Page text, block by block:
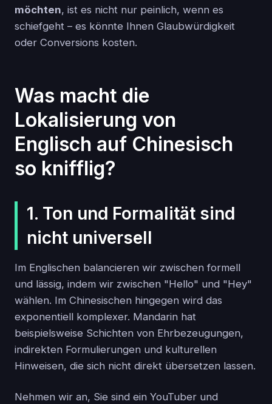
möchten, ist es nicht nur peinlich, wenn es
schiefgeht – es könnte Ihnen Glaubwürdigkeit
oder Conversions kosten.
Was macht die
Lokalisierung von
Englisch auf Chinesisch
so knifflig?
1. Ton und Formalität sind
nicht universell
Im Englischen balancieren wir zwischen formell
und lässig, indem wir zwischen "Hello" und "Hey"
wählen. Im Chinesischen hingegen wird das
exponentiell komplexer. Mandarin hat
beispielsweise Schichten von Ehrbezeugungen,
indirekten Formulierungen und kulturellen
Hinweisen, die sich nicht direkt übersetzen lassen.
Nehmen wir an, Sie sind ein YouTuber und